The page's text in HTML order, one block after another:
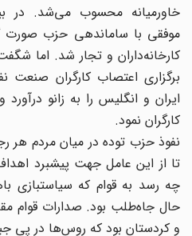
خاورمیانه محسوب می‌شد. در
موفقی با ساماندهی حزب صورت
کارخانه‌داران و تجار شد. اما
برگزاری اعتصاب کارگران
ایران و انگلیس را به زانو درآورد
کارگران نمود.
نفوذ حزب توده در میان مردم هر
تا از این عامل جهت پیشبرد
چه رسد به قوام که سیاستبازی
حال جاه‌طلب بود. صدارات قوام
و کردستان بود که روس‌ها در پی